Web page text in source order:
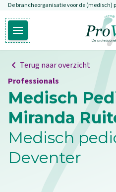
Overslaan en naar de inhoud
De brancheorganisatie voor de (medisch)
Open hoofdmenu
Ga naar
Terug naar overzicht
Professionals
Medisch
Miranda
Medisch
Deventer